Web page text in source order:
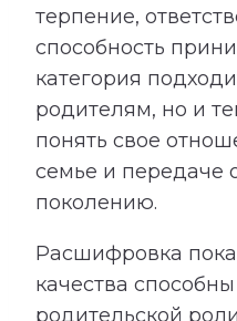
терпение,
способность
категория
родителям, но и
понять свое
семье и
поколению.
Расшифровка
качества
родительской